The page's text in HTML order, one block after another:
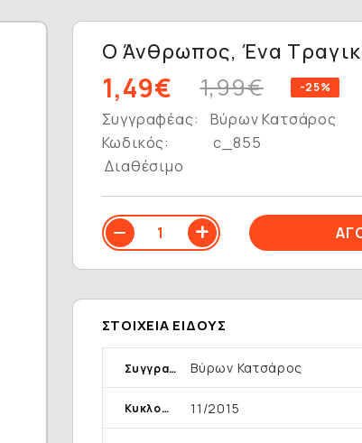
Ο Άνθρωπος, Ένα
1,49€ 1,99€ -25%
Συγγραφέας:
Βύρων Κατσάρος
Κωδικός:
c_855
Διαθέσιμο
ΣΤΟΙΧΕΊΑ ΕΊΔΟΥΣ
Συγγραφέας Βύρων Κατσάρος
Κυκλοφορία 11/2015